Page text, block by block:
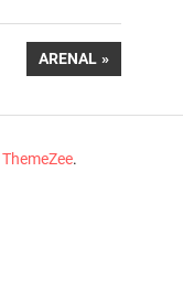
NÄCHSTER
BEITRAG:
ARENAL
ThemeZee.